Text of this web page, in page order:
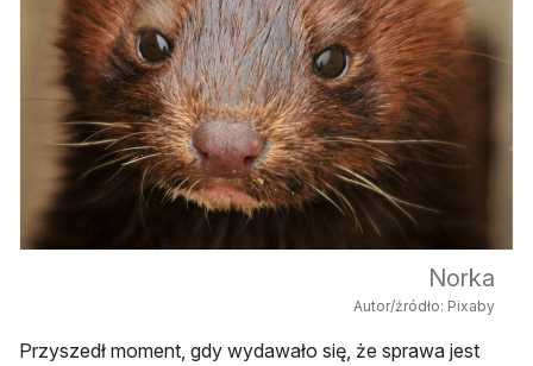
Norka
Autor/źródło: Pixaby
Przyszedł moment, gdy wydawało się, że sprawa jest